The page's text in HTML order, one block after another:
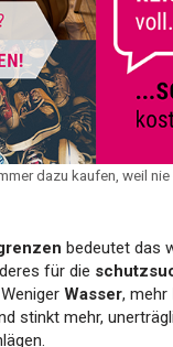
dazu kaufen, weil
bedeutet das
für die
Wasser, mehr
stinkt mehr,